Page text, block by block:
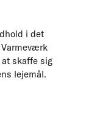
i det
skaffe sig
lejemål.